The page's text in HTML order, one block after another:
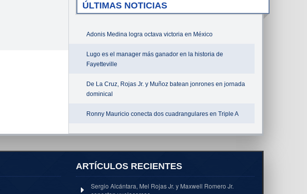
ÚLTIMAS NOTICIAS
Adonis Medina logra octava victoria en México
Lugo es el manager más ganador en la historia de
Fayetteville
De La Cruz, Rojas Jr. y Muñoz batean jonrones en jornada
dominical
Ronny Mauricio conecta dos cuadrangulares en Triple A
ARTÍCULOS RECIENTES
Sergio Alcántara, Mel Rojas Jr. y Maxwell Romero Jr.